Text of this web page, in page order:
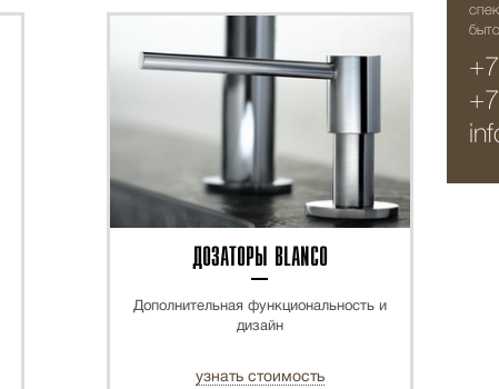
ДОЗАТОРЫ BLANCO
Дополнительная функциональность и
дизайн
узнать стоимость